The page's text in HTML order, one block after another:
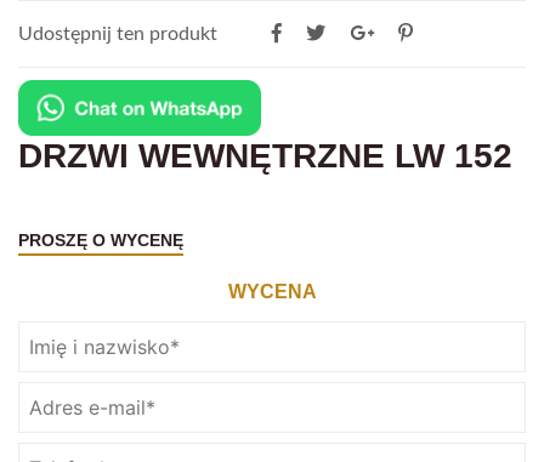
Udostępnij ten produkt
DRZWI WEWNĘTRZNE LW 152
PROSZĘ O WYCENĘ
WYCENA